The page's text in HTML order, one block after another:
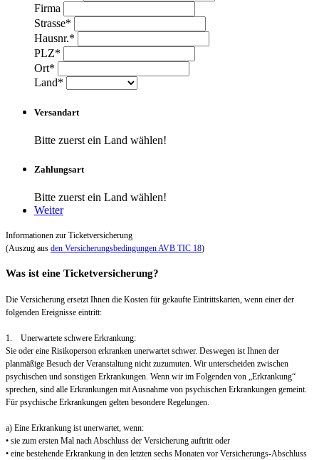
Firma
Strasse*
Hausnr.*
PLZ*
Ort*
Land*
Versandart
Bitte zuerst ein Land wählen!
Zahlungsart
Bitte zuerst ein Land wählen!
Weiter
Informationen zur Ticketversicherung
(Auszug aus den Versicherungsbedingungen AVB TIC 18)
Was ist eine Ticketversicherung?
Die Versicherung ersetzt Ihnen die Kosten für gekaufte Eintrittskarten, wenn einer der
folgenden Ereignisse eintritt:
1. Unerwartete schwere Erkrankung:
Sie oder eine Risikoperson erkranken unerwartet schwer. Deswegen ist Ihnen der
planmäßige Besuch der Veranstaltung nicht zuzumuten. Wir unterscheiden zwischen
psychischen und sonstigen Erkrankungen. Wenn wir im Folgenden von „Erkrankung“
sprechen, sind alle Erkrankungen mit Ausnahme von psychischen Erkrankungen gemeint.
Für psychische Erkrankungen gelten besondere Regelungen.
a) Eine Erkrankung ist unerwartet, wenn:
• sie zum ersten Mal nach Abschluss der Versicherung auftritt oder
• eine bestehende Erkrankung in den letzten sechs Monaten vor Versicherungs-Abschluss